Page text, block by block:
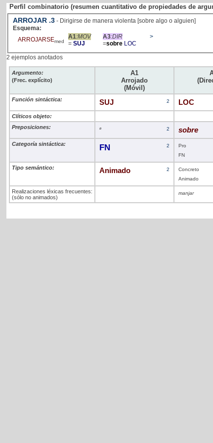
Perfil combinatorio (resumen cuantitativo de propiedades de
ARROJAR .3 - Dirigirse de manera violenta [sobre algo o alguien]
Esquema:
ARROJARSEmed
A1:MOV
= SUJ
A3:DIR
=sobre LOC
>
2 ejemplos anotados
Argumento:
(Frec. explícito)
A1
Arrojado
(Móvil)
Función sintáctica: SUJ 2 LOC
Clíticos objeto:
Preposiciones:
ø 2 sobre
Categoría sintáctica: FN 2 Pro
FN
Tipo semántico: Animado 2 Concreto
Animado
Realizaciones léxicas frecuentes:
(sólo no animados)
manjar